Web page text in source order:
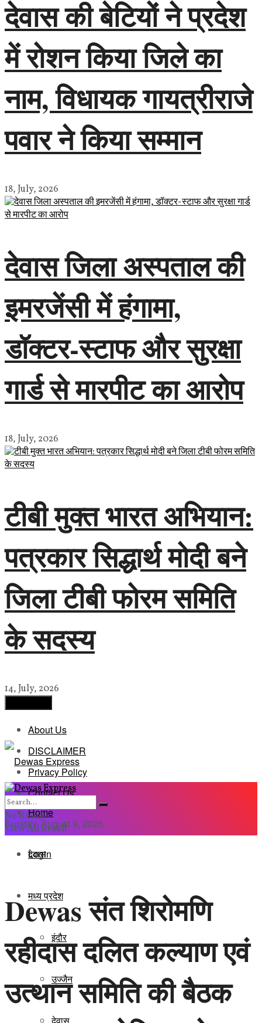
देवास की बेटियों ने प्रदेश
में रोशन किया जिले का
नाम, विधायक गायत्रीराजे
पवार ने किया सम्मान
18, July, 2026
देवास जिला अस्पताल की
इमरजेंसी में हंगामा,
डॉक्टर-स्टाफ और सुरक्षा
गार्ड से मारपीट का आरोप
18, July, 2026
टीबी मुक्त भारत अभियान:
पत्रकार सिद्धार्थ मोदी बने
जिला टीबी फोरम समिति
के सदस्य
14, July, 2026
About Us
DISCLAIMER
Privacy Policy
Contact Us
Sunday, August 9, 2026
Login
Home
देवास
मध्य प्रदेश
इंदौर
उज्जैन
देवास
No Result
View All Result
Dewas संत शिरोमणि
रहीदास दलित कल्याण एवं
उत्थान समिति की बैठक